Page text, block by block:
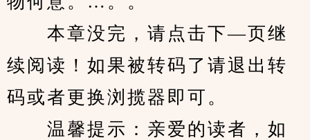
本章没完，请点击下—页继
续阅读！如果被转码了请退出转
码或者更换浏揽器即可。
温馨提示：亲爱的读者，如